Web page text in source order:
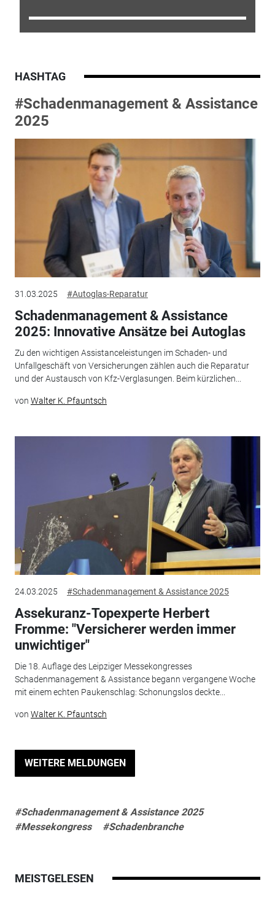
HASHTAG
#Schadenmanagement & Assistance
2025
31.03.2025 #Autoglas-Reparatur
Schadenmanagement & Assistance
2025: Innovative Ansätze bei Autoglas
Zu den wichtigen Assistanceleistungen im Schaden- und
Unfallgeschäft von Versicherungen zählen auch die Reparatur
und der Austausch von Kfz-Verglasungen. Beim kürzlichen...
von Walter K. Pfauntsch
24.03.2025 #Schadenmanagement & Assistance 2025
Assekuranz-Topexperte Herbert
Fromme: "Versicherer werden immer
unwichtiger"
Die 18. Auflage des Leipziger Messekongresses
Schadenmanagement & Assistance begann vergangene Woche
mit einem echten Paukenschlag: Schonungslos deckte...
von Walter K. Pfauntsch
WEITERE MELDUNGEN
#Schadenmanagement & Assistance 2025
#Messekongress
#Schadenbranche
MEISTGELESEN